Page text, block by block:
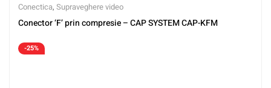
Conectica, Supraveghere video
Conector ‘F’ prin compresie – CAP SYSTEM CAP-KFM
-25%